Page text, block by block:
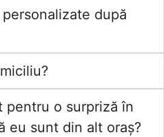
după
pentru o surpriză în
eu sunt din alt oraș?